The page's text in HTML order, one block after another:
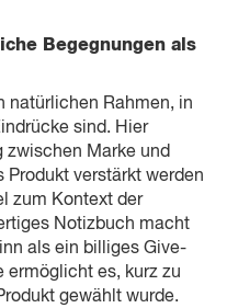
Begegnungen als
natürlichen Rahmen, in
sind. Hier
zwischen Marke und
Produkt verstärkt werden
zum Kontext der
Notizbuch macht
als ein billiges Give-
ermöglicht es, kurz zu
gewählt wurde.